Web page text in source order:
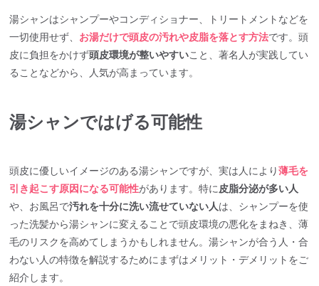
湯シャンはシャンプーやコンディショナー、トリートメントなどを
一切使用せず、 お湯だけで頭皮の汚れや皮脂を落とす方法です。頭
皮に負担をかけず頭皮環境が整いやすいこと、著名人が実践してい
ることなどから、人気が高まっています。
湯シャンではげる可能性
頭皮に優しいイメージのある湯シャンですが、実は人により薄毛を
引き起こす原因になる可能性があります。特に 皮脂分泌が多い人
や、お風呂で汚れを十分に洗い流せていない人は、シャンプーを使
った洗髪から湯シャンに変えることで頭皮環境の悪化をまねき、薄
毛のリスクを高めてしまうかもしれません。湯シャンが合う人・合
わない人の特徴を解説するためにまずはメリット・デメリットをご
紹介します。